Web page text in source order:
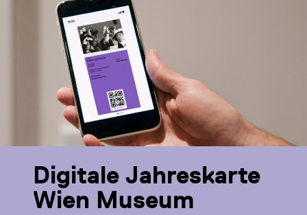
Digitale Jahreskarte
Wien Museum